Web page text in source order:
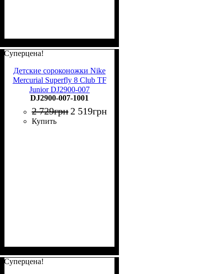
Суперцена!
Детские сороконожки Nike
Mercurial Superfly 8 Club TF
Junior DJ2900-007
DJ2900-007-1001
2 729грн 2 519грн
Купить
Суперцена!